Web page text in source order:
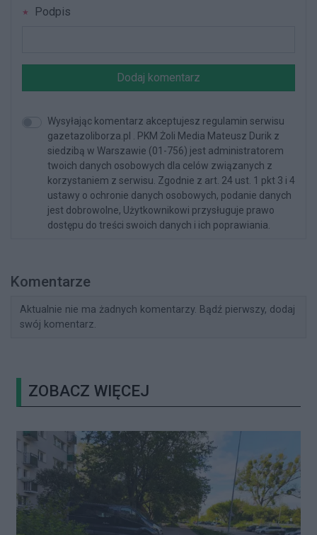
Podpis
Dodaj komentarz
Wysyłając komentarz akceptujesz regulamin serwisu
gazetazoliborza.pl . PKM Żoli Media Mateusz Durik z
siedzibą w Warszawie (01-756) jest administratorem
twoich danych osobowych dla celów związanych z
korzystaniem z serwisu. Zgodnie z art. 24 ust. 1 pkt 3 i 4
ustawy o ochronie danych osobowych, podanie danych
jest dobrowolne, Użytkownikowi przysługuje prawo
dostępu do treści swoich danych i ich poprawiania.
Komentarze
Aktualnie nie ma żadnych komentarzy. Bądź pierwszy, dodaj
swój komentarz.
ZOBACZ WIĘCEJ